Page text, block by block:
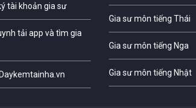
tài khoản gia sư
tải app và tìm gia
Gia sư môn tiếng Thái
Gia sư môn tiếng Nga
Gia sư môn tiếng Nhật